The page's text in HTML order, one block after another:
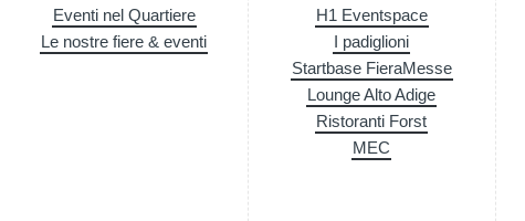
Eventi nel Quartiere
Le nostre fiere & eventi
H1 Eventspace
I padiglioni
Startbase FieraMesse
Lounge Alto Adige
Ristoranti Forst
MEC